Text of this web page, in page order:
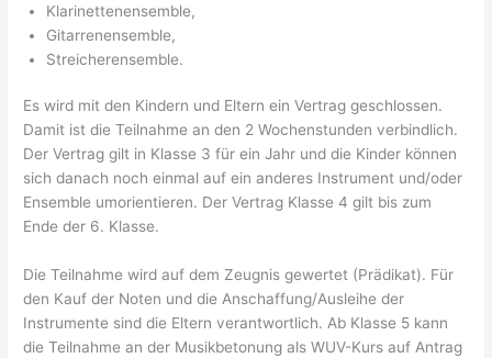
Klarinettenensemble,
Gitarrenensemble,
Streicherensemble.
Es wird mit den Kindern und Eltern ein Vertrag geschlossen.
Damit ist die Teilnahme an den 2 Wochenstunden verbindlich.
Der Vertrag gilt in Klasse 3 für ein Jahr und die Kinder können
sich danach noch einmal auf ein anderes Instrument und/oder
Ensemble umorientieren. Der Vertrag Klasse 4 gilt bis zum
Ende der 6. Klasse.
Die Teilnahme wird auf dem Zeugnis gewertet (Prädikat). Für
den Kauf der Noten und die Anschaffung/Ausleihe der
Instrumente sind die Eltern verantwortlich. Ab Klasse 5 kann
die Teilnahme an der Musikbetonung als WUV-Kurs auf Antrag